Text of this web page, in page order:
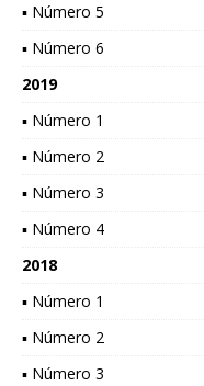
▪ Número 5
▪ Número 6
2019
▪ Número 1
▪ Número 2
▪ Número 3
▪ Número 4
2018
▪ Número 1
▪ Número 2
▪ Número 3